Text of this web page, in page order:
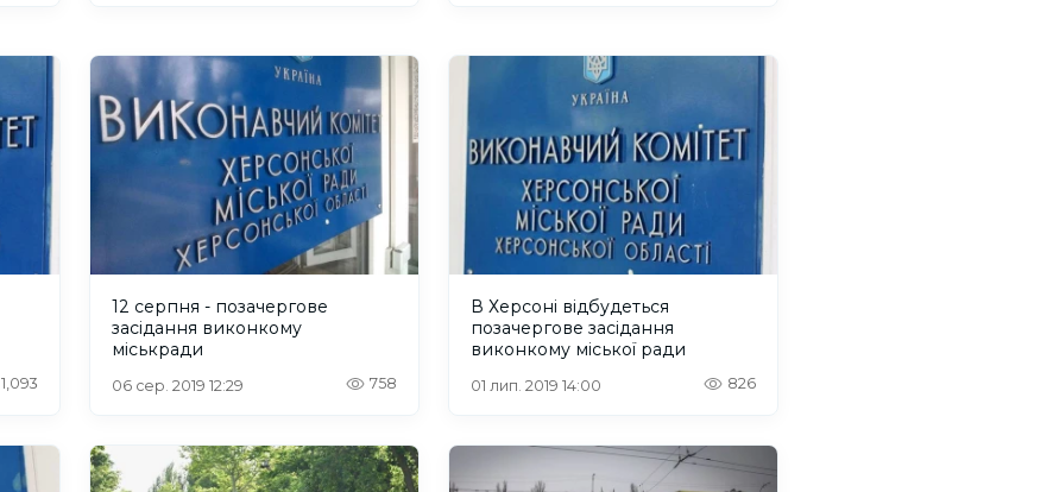
1,093
12 серпня - позачергове
засідання виконкому
міськради
06 сер. 2019 12:29 758
В Херсоні відбудеться
позачергове засідання
виконкому міської ради
01 лип. 2019 14:00 826